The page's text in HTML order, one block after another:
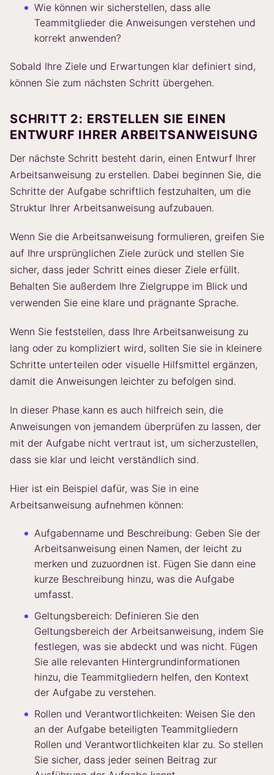
Wie können wir sicherstellen, dass alle
Teammitglieder die Anweisungen verstehen und
korrekt anwenden?
Sobald Ihre Ziele und Erwartungen klar definiert sind,
können Sie zum nächsten Schritt übergehen.
SCHRITT 2: ERSTELLEN SIE EINEN
ENTWURF IHRER ARBEITSANWEISUNG
Der nächste Schritt besteht darin, einen Entwurf Ihrer
Arbeitsanweisung zu erstellen. Dabei beginnen Sie, die
Schritte der Aufgabe schriftlich festzuhalten, um die
Struktur Ihrer Arbeitsanweisung aufzubauen.
Wenn Sie die Arbeitsanweisung formulieren, greifen Sie
auf Ihre ursprünglichen Ziele zurück und stellen Sie
sicher, dass jeder Schritt eines dieser Ziele erfüllt.
Behalten Sie außerdem Ihre Zielgruppe im Blick und
verwenden Sie eine klare und prägnante Sprache.
Wenn Sie feststellen, dass Ihre Arbeitsanweisung zu
lang oder zu kompliziert wird, sollten Sie sie in kleinere
Schritte unterteilen oder visuelle Hilfsmittel ergänzen,
damit die Anweisungen leichter zu befolgen sind.
In dieser Phase kann es auch hilfreich sein, die
Anweisungen von jemandem überprüfen zu lassen, der
mit der Aufgabe nicht vertraut ist, um sicherzustellen,
dass sie klar und leicht verständlich sind.
Hier ist ein Beispiel dafür, was Sie in eine
Arbeitsanweisung aufnehmen können:
Aufgabenname und Beschreibung: Geben Sie der
Arbeitsanweisung einen Namen, der leicht zu
merken und zuzuordnen ist. Fügen Sie dann eine
kurze Beschreibung hinzu, was die Aufgabe
umfasst.
Geltungsbereich: Definieren Sie den
Geltungsbereich der Arbeitsanweisung, indem Sie
festlegen, was sie abdeckt und was nicht. Fügen
Sie alle relevanten Hintergrundinformationen
hinzu, die Teammitgliedern helfen, den Kontext
der Aufgabe zu verstehen.
Rollen und Verantwortlichkeiten: Weisen Sie den
an der Aufgabe beteiligten Teammitgliedern
Rollen und Verantwortlichkeiten klar zu. So stellen
Sie sicher, dass jeder seinen Beitrag zur